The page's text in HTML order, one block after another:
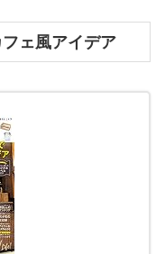
ェ風アイデア